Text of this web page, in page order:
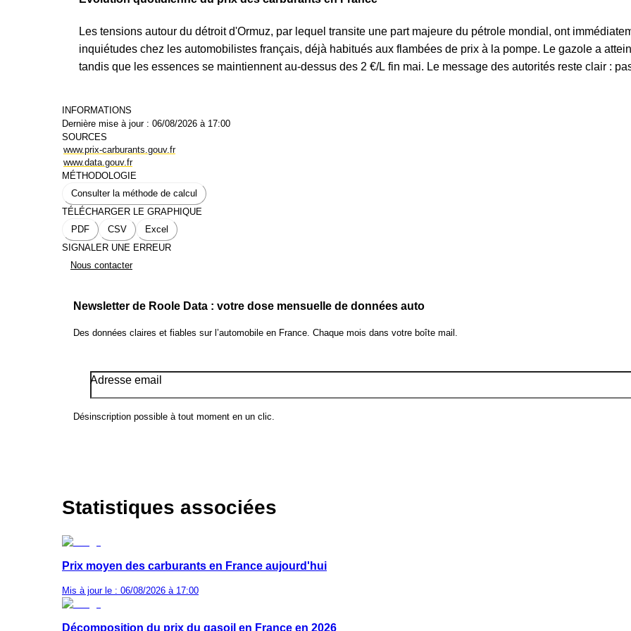
Budget mensuel moyen d'un véhicule
Mis à jour le : 10/10/2025
Mis à jour le : 23/06/2025
Les tensions autour du détroit d'Ormuz, par lequel transite une part majeure du pétrole mondial, ont
inquiétudes chez les automobilistes français, déjà habitués aux flambées de prix à la pompe. Le gazole a
tandis que les essences se maintiennent au-dessus des 2 €/L fin mai. Le message des autorités reste clair :
INFORMATIONS
Dernière mise à jour : 06/08/2026 à 17:00
SOURCES
www.prix-carburants.gouv.fr
www.data.gouv.fr
MÉTHODOLOGIE
Consulter la méthode de calcul
TÉLÉCHARGER LE GRAPHIQUE
PDF
CSV
Excel
SIGNALER UNE ERREUR
Nous contacter
Newsletter de Roole Data : votre dose mensuelle de données auto
Des données claires et fiables sur l’automobile en France. Chaque mois dans votre boîte mail.
Adresse email
Désinscription possible à tout moment en un clic.
Statistiques associées
Prix moyen des carburants en France aujourd'hui
Mis à jour le : 06/08/2026 à 17:00
Décomposition du prix du gasoil en France en 2026